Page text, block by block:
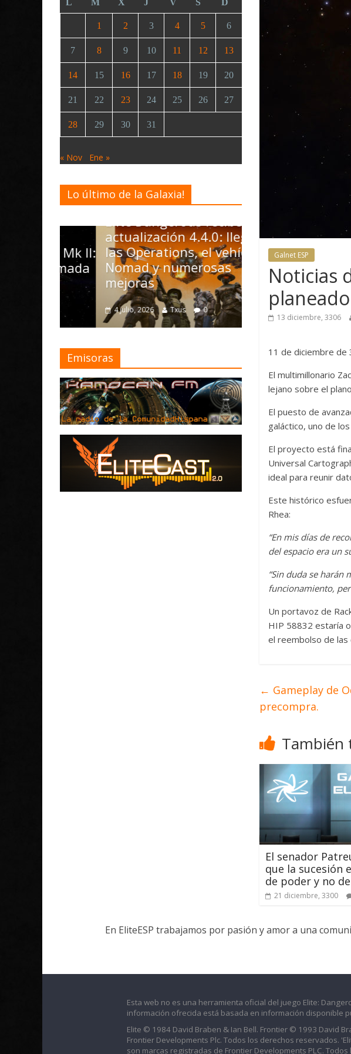
Galnet ESP
Noticias
13 diciembre, 3306
11 de diciembre de
El multimillonario
lejano sobre el
El puesto de
galáctico, uno de
El proyecto está
Universal
ideal para reunir
Este histórico
Rhea:
“En mis días de
del espacio era un
“Sin duda se harán
funcionamiento,
Un portavoz de
HIP 58832 estaría
el reembolso de las
← Gameplay de
precompra.
También
El senador
que la sucesión
de poder y no
21 diciembre, 3300
L M X J V S D
1 2 3 4 5 6
7 8 9 10 11 12 13
14 15 16 17 18 19 20
21 22 23 24 25 26 27
28 29 30 31
« Nov Ene »
Lo último de la Galaxia!
actualización 4.4.0: llegan
las Operations, el vehículo
Nomad y numerosas
mejoras
4 julio, 2026 Txus 0
Desarrollo Noticias
Diario de
Mayo de 2026
28 mayo, 2026
Emisoras
En EliteESP trabajamos por pasión y amor a una
Esta web no es una herramienta oficial del juego Elite:
información ofrecida está basada en información disponible
Elite © 1984 David Braben & Ian Bell. Frontier © 1993 David
Frontier Developments Plc. Todos los derechos reservados.
son marcas registradas de Frontier Developments PLC.